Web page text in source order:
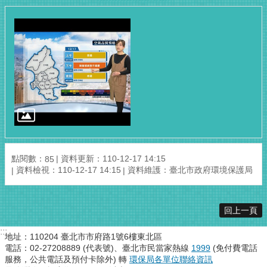
點閱數： 85
資料更新：110-12-17 14:15
資料檢視：110-12-17 14:15
資料維護：臺北市政府環境保護局
回上一頁
:::地址：110204 臺北市市府路1號6樓東北區
電話：02-27208889 (代表號)、臺北市民當家熱線 1999 (免付費電話
服務，公共電話及預付卡除外) 轉 環保局各單位聯絡資訊